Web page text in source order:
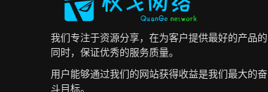
我们专注于资源分享，在为客户提供最好的产品的
同时，保证优秀的服务质量。
用户能够通过我们的网站获得收益是我们最大的奋
斗目标。